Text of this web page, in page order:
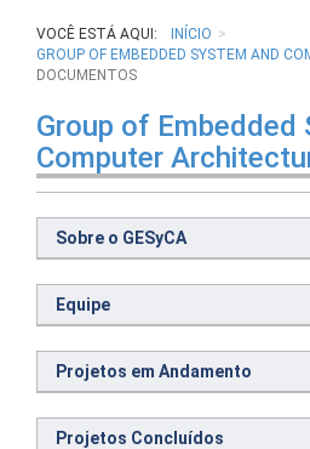
VOCÊ ESTÁ AQUI:
INÍCIO
GROUP OF EMBEDDED SYSTEM AND
DOCUMENTOS
Group of Embedded
Computer
Sobre o GESyCA
Equipe
Projetos em Andamento
Projetos Concluídos